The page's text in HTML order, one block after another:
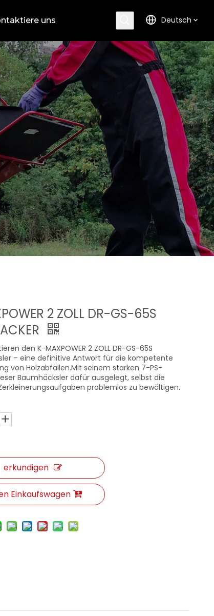
uns Deutsch
2 ZOLL DR-GS-65S
den K-MAXPOWER 2 ZOLL DR-GS-65S
– eine definitive Antwort für die kompetente
von Holzabfällen.Mit seinem starken 7-PS-
Baumhäcksler dafür ausgelegt, selbst die
problemlos zu bewältigen.
erkundigen
Einkaufswagen